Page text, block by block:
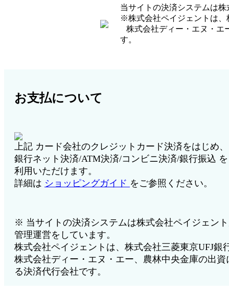
当サイトの決済システムは
※株式会社ペイジェントは、
株式会社ディー・エヌ・エ
す。
お支払について
上記 カード会社のクレジットカード決済をはじめ、
銀行ネット決済/ATM決済/コンビニ決済/銀行振込
利用いただけます。
詳細は ショッピングガイド をご参照ください。
※ 当サイトの決済システムは株式会社ペイジェン
管理運営をしています。
株式会社ペイジェントは、株式会社三菱東京UFJ銀
株式会社ディー・エヌ・エー、農林中央金庫の出資
る決済代行会社です。